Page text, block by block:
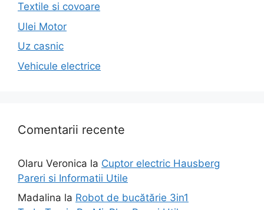
Textile si covoare
Ulei Motor
Uz casnic
Vehicule electrice
Comentarii recente
Olaru Veronica la Cuptor electric Hausberg
Pareri si Informatii Utile
Madalina la Robot de bucătărie 3in1